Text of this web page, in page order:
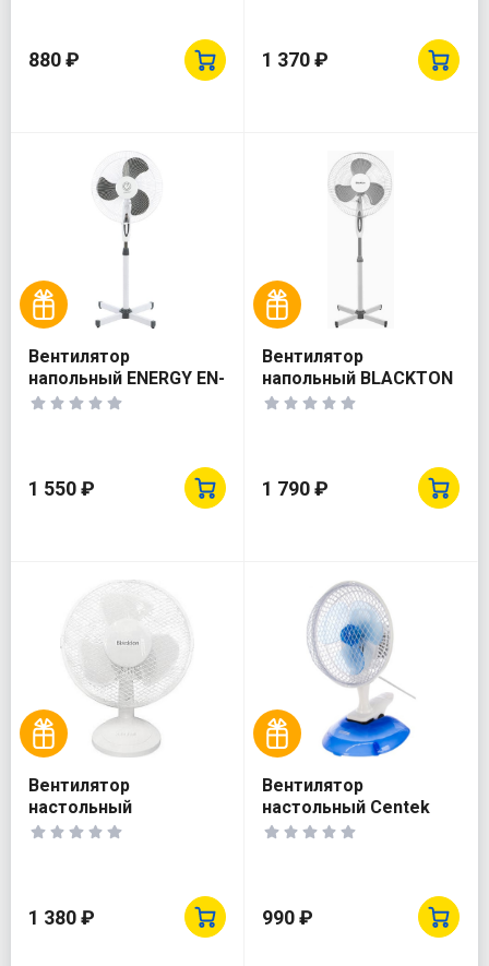
880 ₽ 1 370 ₽
Вентилятор
напольный ENERGY EN-
1659
1 550 ₽
Вентилятор
напольный BLACKTON
Bt F1115 White
1 790 ₽
Вентилятор
настольный
BLACKTON BT F1117
1 380 ₽
Вентилятор
настольный Centek
CT-5003
990 ₽